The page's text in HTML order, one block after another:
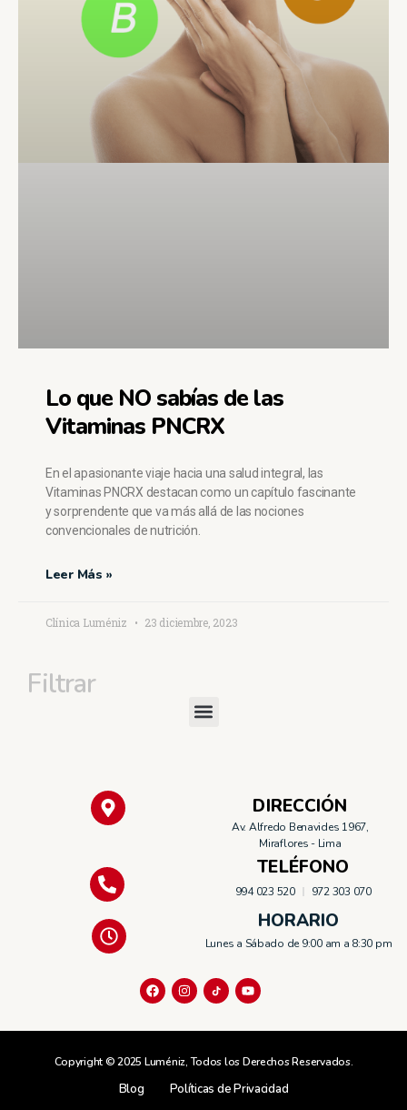
Lo que NO sabías de las
Vitaminas PNCRX
En el apasionante viaje hacia una salud integral, las
Vitaminas PNCRX destacan como un capítulo fascinante
y sorprendente que va más allá de las nociones
convencionales de nutrición.
Leer Más »
Clínica Luméniz 23 diciembre, 2023
Filtrar
DIRECCIÓN
Av. Alfredo Benavides 1967,
Miraflores - Lima
TELÉFONO
994 023 520 972 303 070
HORARIO
Lunes a Sábado de 9:00 am a 8:30 pm
Copyright © 2025 Luméniz, Todos los Derechos Reservados.
Blog Políticas de Privacidad